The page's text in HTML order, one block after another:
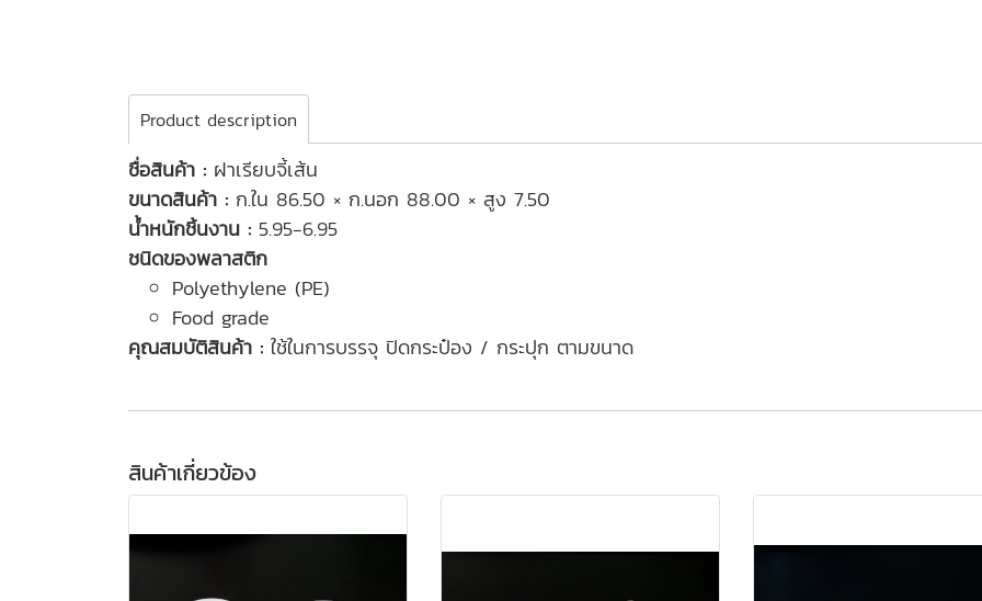
Product description
ชื่อสินค้า : ฝาเรียบจี้เส้น
ขนาดสินค้า : ก.ใน 86.50 × ก.นอก 88.00 × สูง 7.50
น้ำหนักชิ้นงาน : 5.95-6.95
ชนิดของพลาสติก
Polyethylene (PE)
Food grade
คุณสมบัติสินค้า : ใช้ในการบรรจุ ปิดกระป๋อง / กระปุก ตามขนาด
สินค้าเกี่ยวข้อง